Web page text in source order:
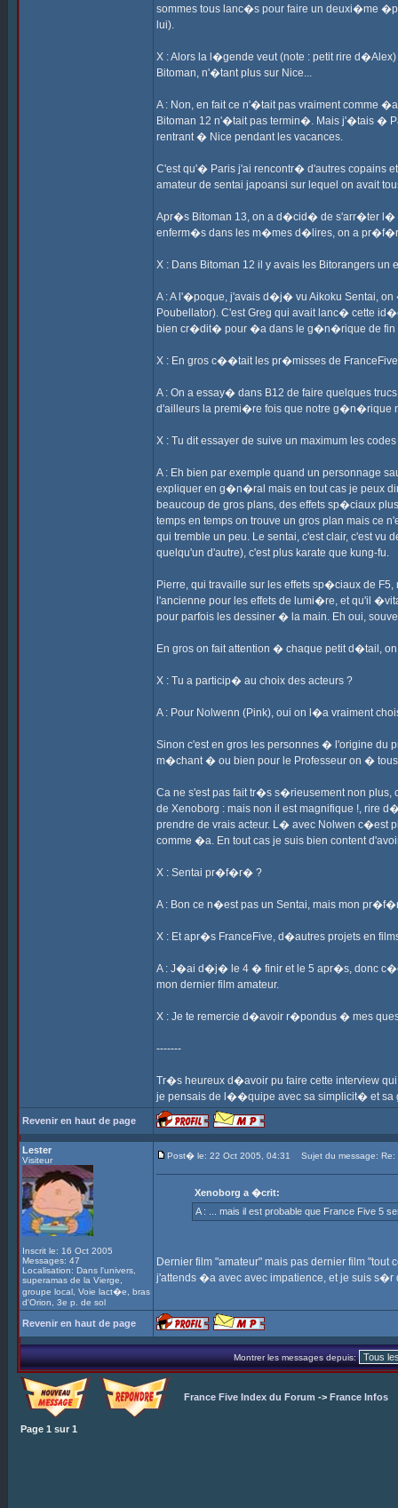
sommes tous lanc�s pour faire un deuxi�me
lui).
X : Alors la l�gende veut (note : petit rire
Bitoman, n'�tant plus sur Nice...
A : Non, en fait ce n'�tait pas vraiment comme
Bitoman 12 n'�tait pas termin�. Mais j'�tais �
rentrant � Nice pendant les vacances.
C'est qu'� Paris j'ai rencontr� d'autres copains
amateur de sentai japoansi sur lequel on avait
Apr�s Bitoman 13, on a d�cid� de s'arr�ter l�
enferm�s dans les m�mes d�lires, on a
X : Dans Bitoman 12 il y avais les Bitorangers
A : A l'�poque, j'avais d�j� vu Aikoku Sentai,
Poubellator). C'est Greg qui avait lanc� cette
bien cr�dit� pour �a dans le g�n�rique de fin
X : En gros c��tait les pr�misses de FranceFive
A : On a essay� dans B12 de faire quelques
d'ailleurs la premi�re fois que notre
X : Tu dit essayer de suive un maximum les
A : Eh bien par exemple quand un personnage
expliquer en g�n�ral mais en tout cas je peux
beaucoup de gros plans, des effets sp�ciaux
temps en temps on trouve un gros plan mais ce
qui tremble un peu. Le sentai, c'est clair, c'est
quelqu'un d'autre), c'est plus karate que kung-fu.
Pierre, qui travaille sur les effets sp�ciaux de
l'ancienne pour les effets de lumi�re, et qu'il
pour parfois les dessiner � la main. Eh oui,
En gros on fait attention � chaque petit d�tail,
X : Tu a particip� au choix des acteurs ?
A : Pour Nolwenn (Pink), oui on l�a vraiment
Sinon c'est en gros les personnes � l'origine du
m�chant � ou bien pour le Professeur on �
Ca ne s'est pas fait tr�s s�rieusement non plus,
de Xenoborg : mais non il est magnifique !, rire
prendre de vrais acteur. L� avec Nolwen c�est
comme �a. En tout cas je suis bien content
X : Sentai pr�f�r� ?
A : Bon ce n�est pas un Sentai, mais mon
X : Et apr�s FranceFive, d�autres projets en
A : J�ai d�j� le 4 � finir et le 5 apr�s, donc
mon dernier film amateur.
X : Je te remercie d�avoir r�pondus � mes
-------
Tr�s heureux d�avoir pu faire cette interview
je pensais de l��quipe avec sa simplicit� et
Revenir en haut de page
Lester
Visiteur
Inscrit le: 16 Oct 2005
Messages: 47
Localisation: Dans l'univers,
superamas de la Vierge,
groupe local, Voie lact�e, bras
d'Orion, 3e p. de sol
Post� le: 22 Oct 2005, 04:31 Sujet du message: Re:
Xenoborg a �crit:
A : ... mais il est probable que France Five 5
Dernier film "amateur" mais pas dernier film "tout
j'attends �a avec avec impatience, et je suis
Revenir en haut de page
Montrer les messages depuis:
France Five Index du Forum -> France Infos
Page 1 sur 1